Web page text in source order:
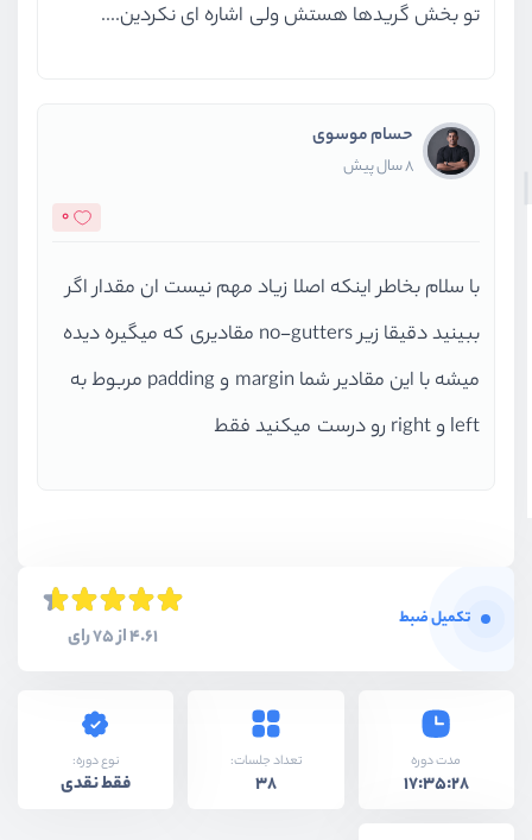
تو بخش گریدها هستش ولی اشاره ای نکردین....
حسام موسوی
8 سال پیش
0
با سلام بخاطر اینکه اصلا زیاد مهم نیست ان مقدار اگر
ببینید دقیقا زیر no-gutters مقادیری که میگیره دیده
میشه با این مقادیر شما margin و padding مربوط به
left و right رو درست میکنید فقط
تکمیل ضبط
4.61 از 75 رای
مدت دوره
17:35:28
تعداد جلسات:
38
نوع دوره:
فقط نقدی